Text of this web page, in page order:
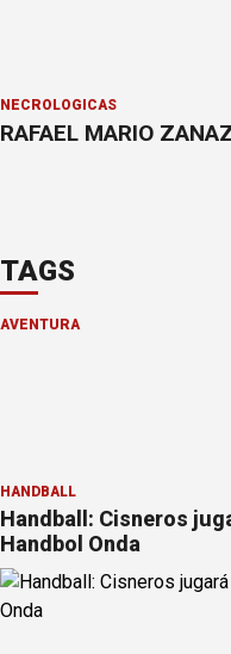
NECROLÓGICAS
RAFAEL MARIO
TAGS
AVENTURA
HANDBALL
Handball: Cisneros
Handbol Onda